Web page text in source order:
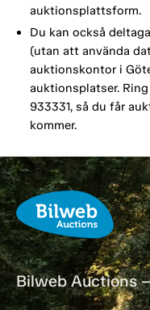
auktionsplattsform.
Du kan också
(utan att använda
auktionskontor i
auktionsplatser.
933331, så du får
kommer.
Bilweb Auctions